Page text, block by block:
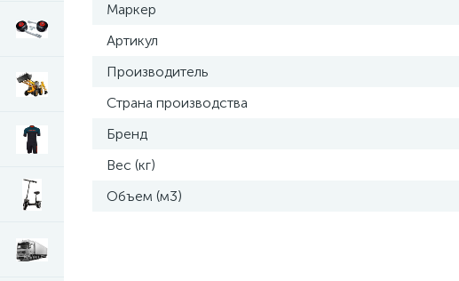
Маркер
Артикул
Производитель
Страна производства
Бренд
Вес (кг)
Объем (м3)